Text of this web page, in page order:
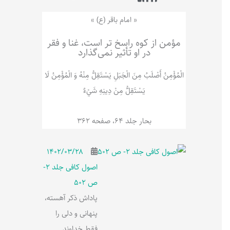
ه
« امام باقر (ع) »
مؤمن از کوه راسخ تر است، غنا و فقر
در او تأثیر نمی‌گذارد
الْمُؤْمِنُ‌ أَصْلَبُ‌ مِنَ‌ الْجَبَلِ‌ یَسْتَقِلُّ مِنْهُ وَ الْمُؤْمِنُ لَا
يَسْتَقِلُّ مِنْ دِينِهِ شَيْ‌ءٌ
بحار جلد 64، صفحه 362
۱۴۰۲/۰۳/۲۸
اصول کافی جلد 2-
ص 502
پاداش ذکر آهسته،
پنهانی و دلی را